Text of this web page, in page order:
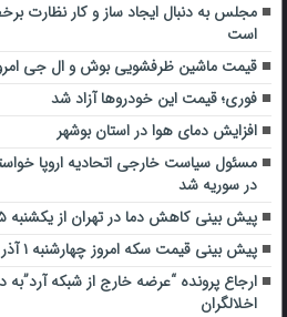
مجلس به دنبال ایجاد ساز و کار نظارت
است
قیمت ماشین ظرفشویی بوش و ال جی امروز ۳۰ شهریور
فوری؛ قیمت این خودروها آزاد شد
افزایش دمای هوا در استان بوشهر
مسئول سیاست خارجی اتحادیه اروپا
در سوریه شد
پیش بینی کاهش دما در تهران از یکشنبه ۱۵ تیرماه
پیش بینی قیمت سکه امروز چهارشنبه ۱ آذر ۱۴۰۲
ارجاع پرونده “عرضه خارج از شبکه آرد”به
اخلالگران